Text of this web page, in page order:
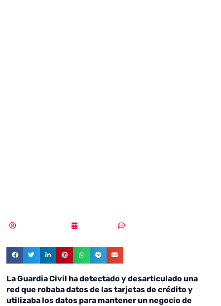
La Guardia Civil ha detectado y desarticulado una
red que robaba datos de las tarjetas de crédito y
utilizaba los datos para mantener un negocio de